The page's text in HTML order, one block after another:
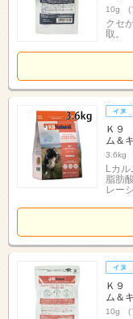
10g (
クセ
取。
Ｋ９
ム＆
3.6kg
Lカ
脂肪
レー
Ｋ９
ム＆
10g (